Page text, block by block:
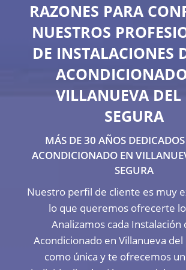
RAZONES PARA
NUESTROS
DE INSTALACIONES
VILLANUEVA DEL
SEGURA
MÁS DE 30 AÑOS
ACONDICIONADO EN
SEGURA
Nuestro perfil de cliente es muy
lo que queremos ofrecerte
Analizamos cada Instalación
Acondicionado en Villanueva del
como única y te ofrecemos